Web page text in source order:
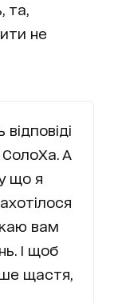
та,
не
СолоХа. А
що я
вам
І щоб
щастя,